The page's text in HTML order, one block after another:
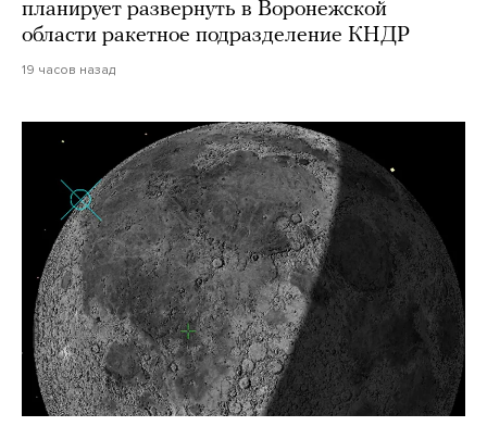
планирует развернуть в Воронежской
области ракетное подразделение КНДР
19 часов назад